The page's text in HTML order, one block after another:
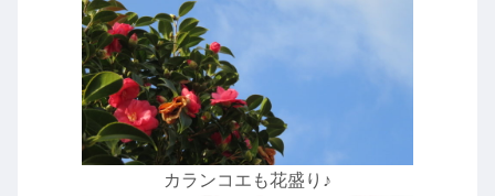
カランコエも花盛り♪